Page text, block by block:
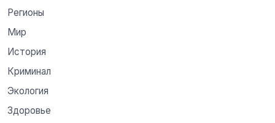
Регионы
Мир
История
Криминал
Экология
Здоровье